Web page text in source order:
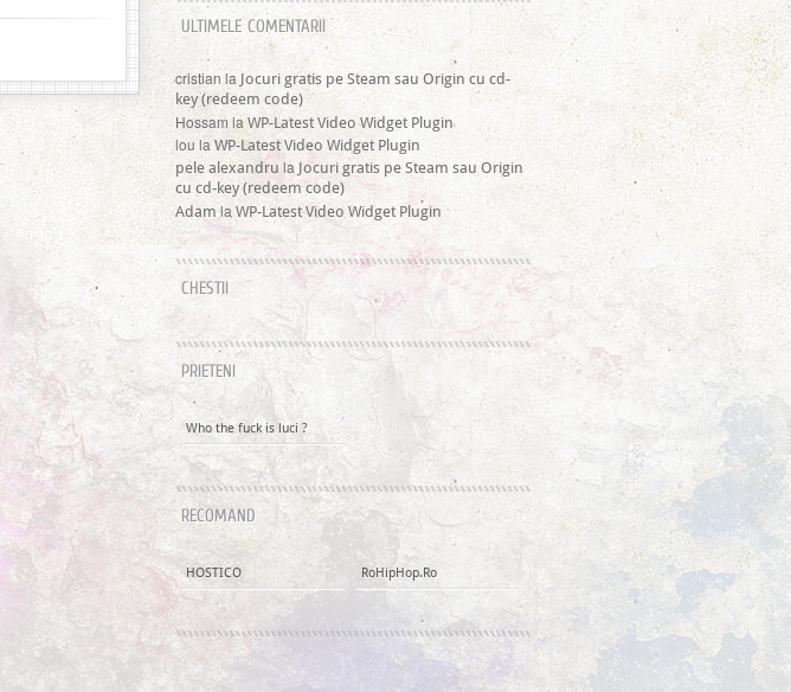
ULTIMELE COMENTARII
cristian la Jocuri gratis pe Steam sau Origin cu cd-
key (redeem code)
HossamlaWP-Latest Video Widget Plugin
lou la WP-Latest Video Widget Plugin
pele alexandru la Jocuri gratis pe Steam sau Origin
cu cd-key (redeem code)
Adam la WP-Latest Video Widget Plugin
CHESTII
PRIETENI
Who the fuck is luci ?
RECOMAND
HOSTICO RoHipHop.Ro